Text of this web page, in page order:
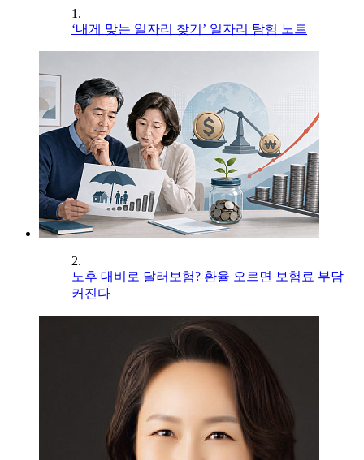
1.
‘내게 맞는 일자리 찾기’ 일자리 탐험 노트
2.
노후 대비로 달러보험? 환율 오르면 보험료 부담
커진다